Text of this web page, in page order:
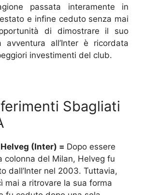
passata interamente in
e infine ceduto senza mai
di dimostrare il suo
avventura all’Inter è ricordata
investimenti del club.
Sbagliati
(Inter) = Dopo essere
colonna del Milan, Helveg fu
dall’Inter nel 2003. Tuttavia,
mai a ritrovare la sua forma